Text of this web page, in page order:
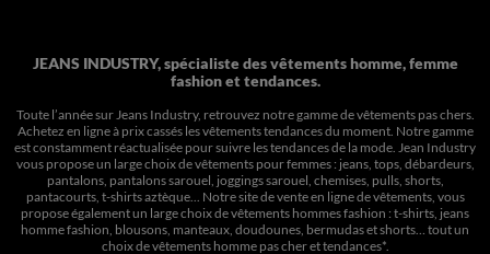
JEANS INDUSTRY, spécialiste des vêtements homme, femme
fashion et tendances.
Toute l’année sur Jeans Industry, retrouvez notre gamme de vêtements pas chers.
Achetez en ligne à prix cassés les vêtements tendances du moment. Notre gamme
est constamment réactualisée pour suivre les tendances de la mode. Jean Industry
vous propose un large choix de vêtements pour femmes : jeans, tops, débardeurs,
pantalons, pantalons sarouel, joggings sarouel, chemises, pulls, shorts,
pantacourts, t-shirts aztèque... Notre site de vente en ligne de vêtements, vous
propose également un large choix de vêtements hommes fashion : t-shirts, jeans
homme fashion, blousons, manteaux, doudounes, bermudas et shorts… tout un
choix devêtements homme pas cher et tendances*.